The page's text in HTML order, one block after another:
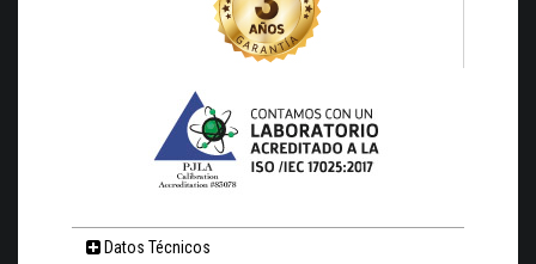
Datos Técnicos